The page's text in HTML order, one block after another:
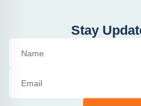
Stay